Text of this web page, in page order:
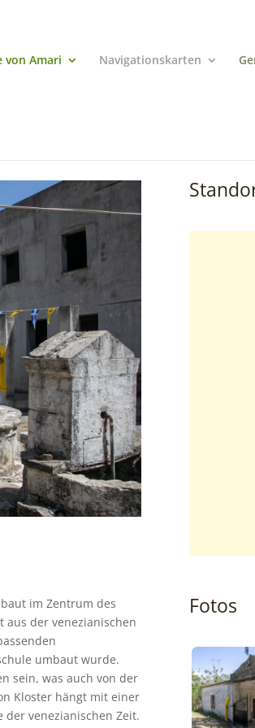
von Amari Navigationskarten
im Zentrum des
aus der venezianischen
umbaut wurde.
sein, was auch von der
Kloster hängt mit einer
der venezianischen Zeit.
Fotos